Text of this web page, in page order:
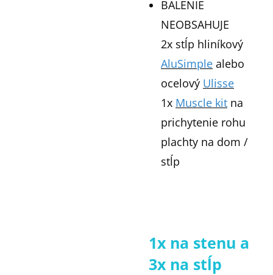
BALENIE
NEOBSAHUJE
2x stĺp hliníkový
AluSimple alebo
ocelový Ulisse
1x Muscle kit na
prichytenie rohu
plachty na dom /
stĺp
1x na stenu a
3x na stĺp